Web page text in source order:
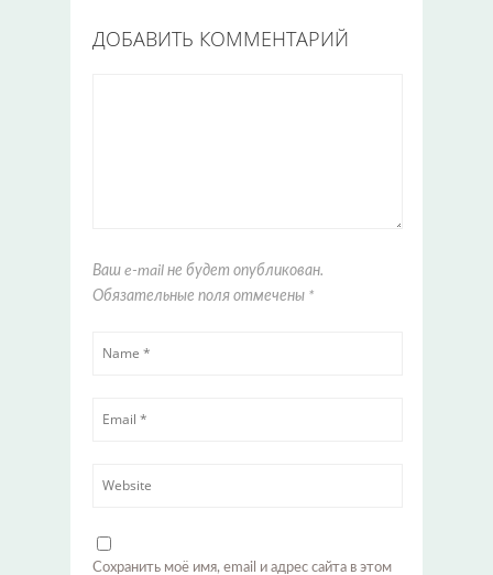
ДОБАВИТЬ КОММЕНТАРИЙ
Ваш e-mail не будет опубликован.
Обязательные поля отмечены *
Сохранить моё имя, email и адрес сайта в этом